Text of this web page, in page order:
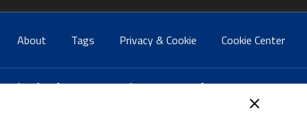
About Tags Privacy & Cookie Cookie Center
info@forumpa.it- tel. 06 684251 - fax. 06 68425433